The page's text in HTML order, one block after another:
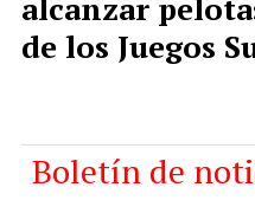
de los Juegos
Boletín de